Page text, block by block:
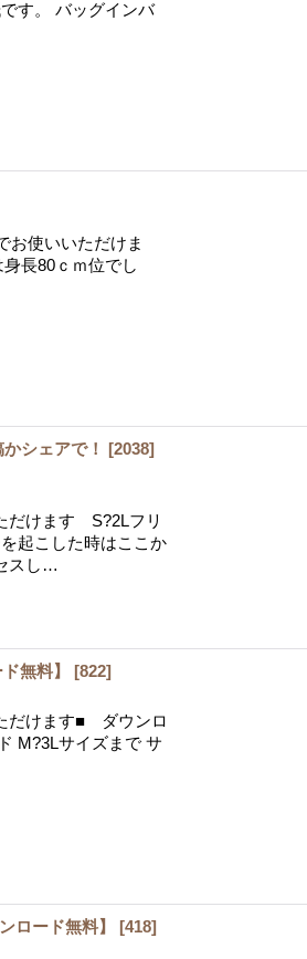
す。 バッグインバ
使いいただけま
長80ｃｍ位でし
シェアで！ [2038]
だけます S?2Lフリ
起こした時はここか
スし…
無料】 [822]
だけます■ ダウンロ
M?3Lサイズまで サ
ロード無料】 [418]